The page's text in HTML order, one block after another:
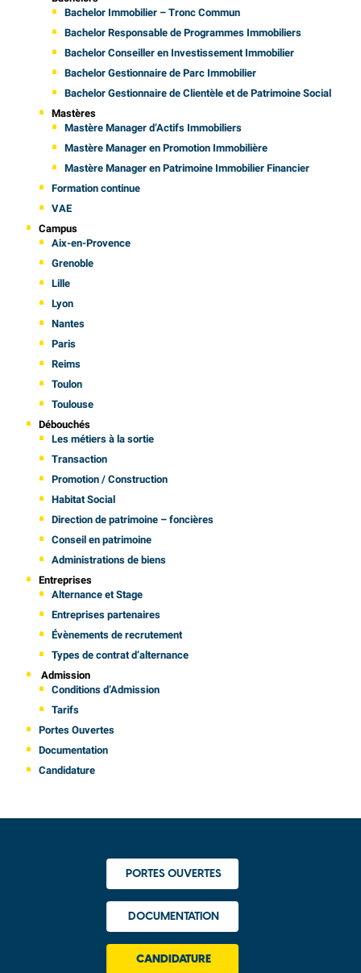
Bachelor Immobilier – Tronc Commun
Bachelor Responsable de Programmes Immobiliers
Bachelor Conseiller en Investissement Immobilier
Bachelor Gestionnaire de Parc Immobilier
Bachelor Gestionnaire de Clientèle et de Patrimoine Social
Mastères
Mastère Manager d’Actifs Immobiliers
Mastère Manager en Promotion Immobilière
Mastère Manager en Patrimoine Immobilier Financier
Formation continue
VAE
Campus
Aix-en-Provence
Grenoble
Lille
Lyon
Nantes
Paris
Reims
Toulon
Toulouse
Débouchés
Les métiers à la sortie
Transaction
Promotion / Construction
Habitat Social
Direction de patrimoine – foncières
Conseil en patrimoine
Administrations de biens
Entreprises
Alternance et Stage
Entreprises partenaires
Évènements de recrutement
Types de contrat d’alternance
Admission
Conditions d’Admission
Tarifs
Portes Ouvertes
Documentation
Candidature
PORTES OUVERTES
DOCUMENTATION
CANDIDATURE